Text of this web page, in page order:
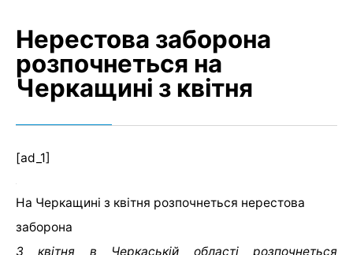
Нерестова заборона
розпочнеться на
Черкащині з квітня
[ad_1]
На Черкащині з квітня розпочнеться нерестова
заборона
З квітня в Черкаській області розпочнеться